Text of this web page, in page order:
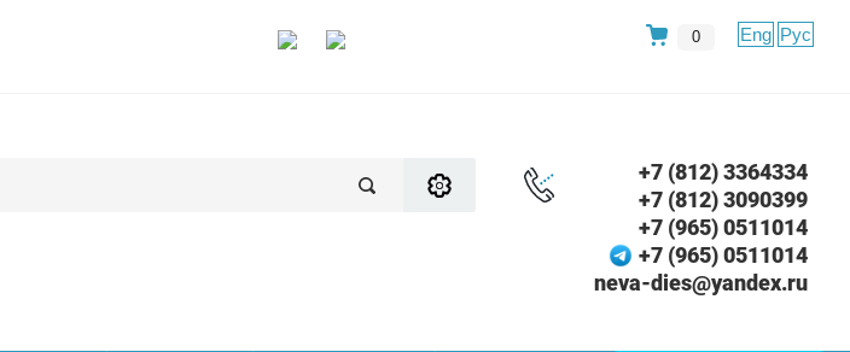
0 Eng Рус
+7 (812) 3364334
+7 (812) 3090399
+7 (965) 0511014
+7 (965) 0511014
neva-dies@yandex.ru